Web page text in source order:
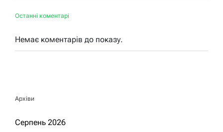
Останні коментарі
Немає коментарів до показу.
Архіви
Серпень 2026